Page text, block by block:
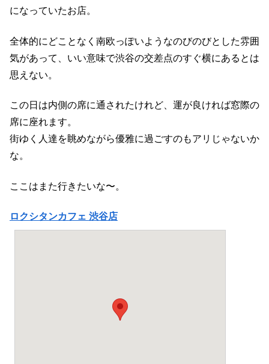
になっていたお店。
全体的にどことなく南欧っぽいようなのびのびとした雰囲
気があって、いい意味で渋谷の交差点のすぐ横にあるとは
思えない。
この日は内側の席に通されたけれど、運が良ければ窓際の
席に座れます。
街ゆく人達を眺めながら優雅に過ごすのもアリじゃないか
な。
ここはまた行きたいな〜。
ロクシタンカフェ 渋谷店